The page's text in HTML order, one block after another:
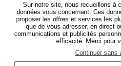
Satisfaction
SUIVEZ-
Sur notre site, nous recueillons à
données vous concernant. Ces
proposer les offres et services les
que de vous adresser, en direct
communications et publicités
efficacité. Merci pour
Continuer sans